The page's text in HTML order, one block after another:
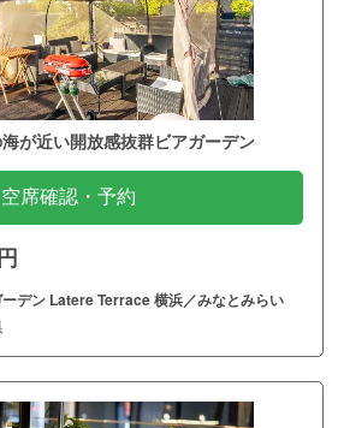
が近い開放感抜群ビアガーデン
空席確認・予約
デン Latere Terrace 横浜／みなとみらい